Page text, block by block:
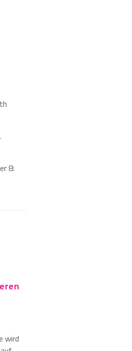
8:
wird